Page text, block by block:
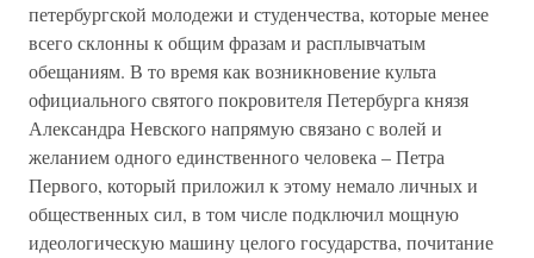
петербургской молодежи и студенчества, которые менее
всего склонны к общим фразам и расплывчатым
обещаниям. В то время как возникновение культа
официального святого покровителя Петербурга князя
Александра Невского напрямую связано с волей и
желанием одного единственного человека – Петра
Первого, который приложил к этому немало личных и
общественных сил, в том числе подключил мощную
идеологическую машину целого государства, почитание